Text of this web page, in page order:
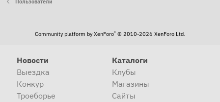
Пользователи
Community platform by XenForo® © 2010-2026 XenForo Ltd.
Новости
Выездка
Конкур
Троеборье
Каталоги
Клубы
Магазины
Сайты